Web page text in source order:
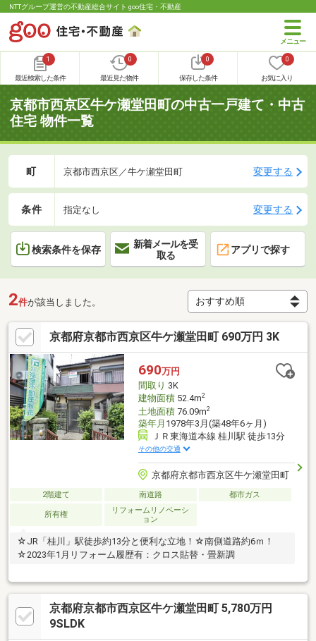
NTTグループ運営の不動産総合サイト goo住宅・不動産
1
最近検索した条件
0
最近見た物件
0
保存した条件
0
お気に入り
京都市西京区牛ケ瀬堂田町の中古一戸建て・中古
住宅 物件一覧
町 京都市西京区／牛ケ瀬堂田町 変更する
条件 指定なし 変更する
検索条件を保存
新着メールを受
取る
アプリで探す
2件が該当しました。
京都府京都市西京区牛ケ瀬堂田町 690万円 3K
690万円
間取り 3K
建物面積52.4m2
土地面積76.09m2
築年月 1978年3月(築48年6ヶ月)
ＪＲ東海道本線 桂川駅 徒歩13分
その他の交通
京都府京都市西京区牛ケ瀬堂田町
2階建て 南道路 都市ガス
所有権
リフォームリノベーシ
ョン
☆JR「桂川」駅徒歩約13分と便利な立地！☆南側道路約6ｍ！
☆2023年1月リフォーム履歴有：クロス貼替・畳新調
京都府京都市西京区牛ケ瀬堂田町 5,780万円
9SLDK